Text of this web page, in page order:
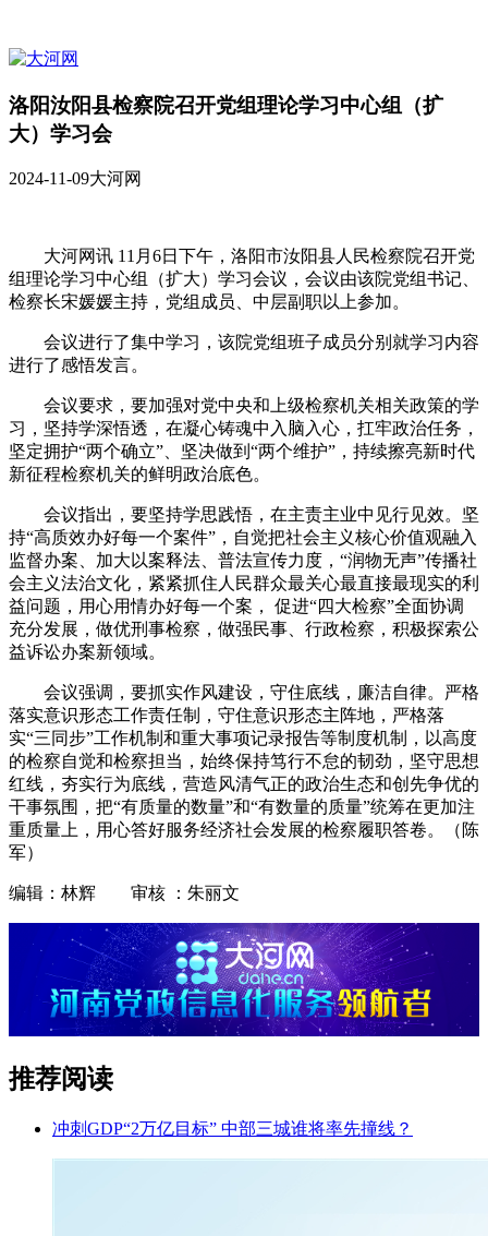
洛阳汝阳县检察院召开党组理论学习中心组（扩
大）学习会
2024-11-09大河网
大河网讯 11月6日下午，洛阳市汝阳县人民检察院召开党
组理论学习中心组（扩大）学习会议，会议由该院党组书记、
检察长宋媛媛主持，党组成员、中层副职以上参加。
会议进行了集中学习，该院党组班子成员分别就学习内容
进行了感悟发言。
会议要求，要加强对党中央和上级检察机关相关政策的学
习，坚持学深悟透，在凝心铸魂中入脑入心，扛牢政治任务，
坚定拥护“两个确立”、坚决做到“两个维护”，持续擦亮新时代
新征程检察机关的鲜明政治底色。
会议指出，要坚持学思践悟，在主责主业中见行见效。坚
持“高质效办好每一个案件”，自觉把社会主义核心价值观融入
监督办案、加大以案释法、普法宣传力度，“润物无声”传播社
会主义法治文化，紧紧抓住人民群众最关心最直接最现实的利
益问题，用心用情办好每一个案， 促进“四大检察”全面协调
充分发展，做优刑事检察，做强民事、行政检察，积极探索公
益诉讼办案新领域。
会议强调，要抓实作风建设，守住底线，廉洁自律。严格
落实意识形态工作责任制，守住意识形态主阵地，严格落
实“三同步”工作机制和重大事项记录报告等制度机制，以高度
的检察自觉和检察担当，始终保持笃行不怠的韧劲，坚守思想
红线，夯实行为底线，营造风清气正的政治生态和创先争优的
干事氛围，把“有质量的数量”和“有数量的质量”统筹在更加注
重质量上，用心答好服务经济社会发展的检察履职答卷。（陈
军）
编辑：林辉 审核 ：朱丽文
推荐阅读
冲刺GDP“2万亿目标” 中部三城谁将率先撞线？